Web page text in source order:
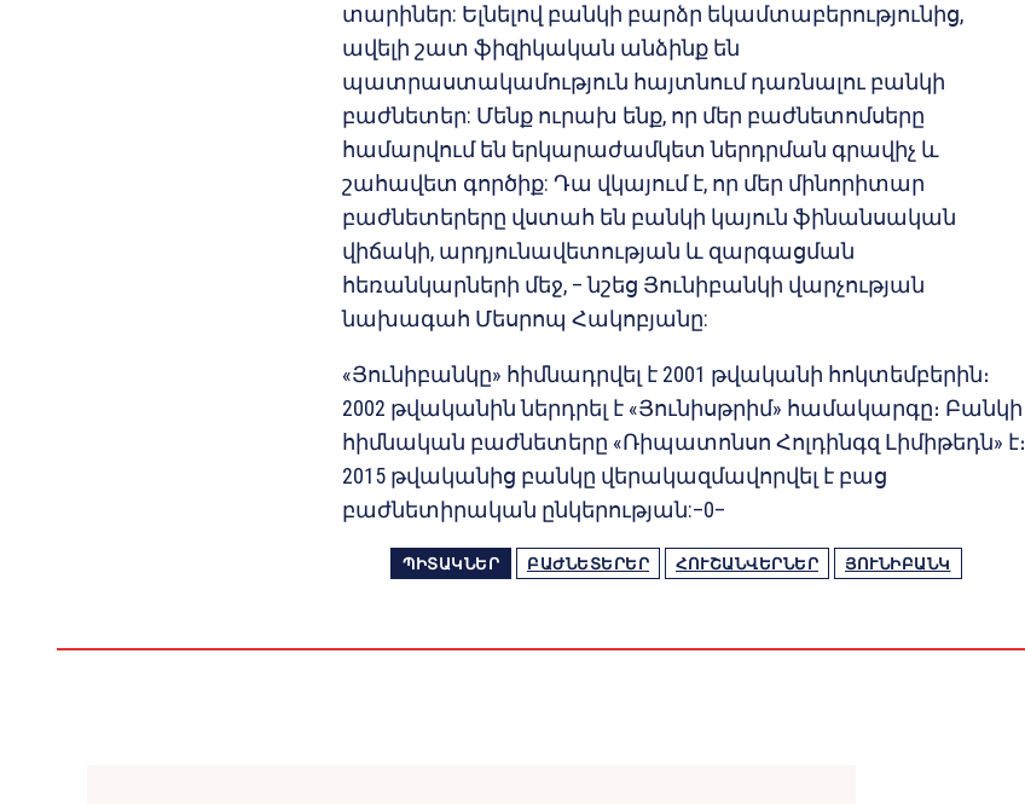
տարիներ: Ելնելով բանկի բարձր եկամտաբերությունից,
ավելի շատ ֆիզիկական անձինք են
պատրաստակամություն հայտնում դառնալու բանկի
բաժնետեր: Մենք ուրախ ենք, որ մեր բաժնետոմսերը
համարվում են երկարաժամկետ ներդրման գրավիչ և
շահավետ գործիք: Դա վկայում է, որ մեր մինորիտար
բաժնետերերը վստահ են բանկի կայուն ֆինանսական
վիճակի, արդյունավետության և զարգացման
հեռանկարների մեջ, – նշեց Յունիբանկի վարչության
նախագահ Մեսրոպ Հակոբյանը:
«Յունիբանկը» հիմնադրվել է 2001 թվականի հոկտեմբերին։
2002 թվականին ներդրել է «Յունիսթրիմ» համակարգը։ Բանկի
հիմնական բաժնետերը «Ռիպատոնսո Հոլդինգզ Լիմիթեդն» է։
2015 թվականից բանկը վերակազմավորվել է բաց
բաժնետիրական ընկերության:–0–
ՊԻՏԱԿՆԵՐ ԲԱԺՆԵՏԵՐԵՐ ՀՈՒՇԱՆՎԵՐՆԵՐ ՅՈՒՆԻԲԱՆԿ